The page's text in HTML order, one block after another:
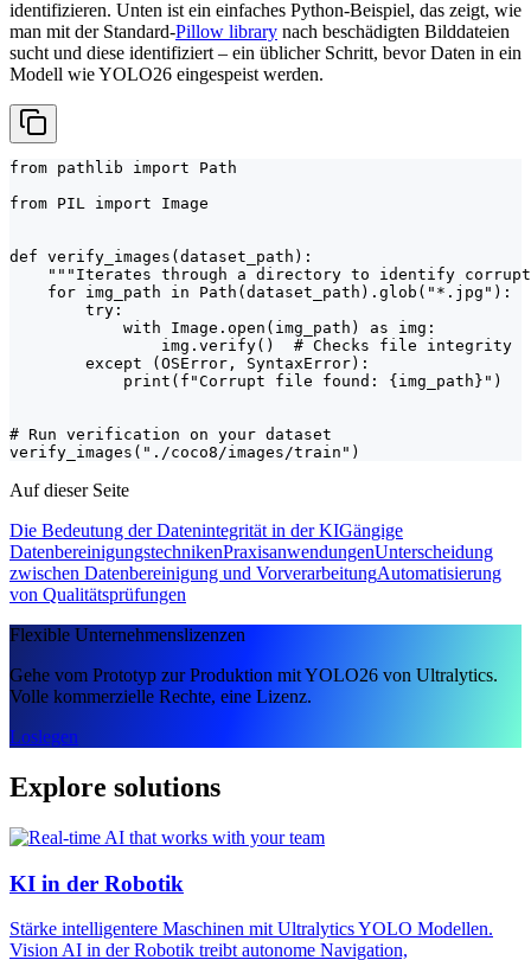
identifizieren. Unten ist ein einfaches Python-Beispiel, das zeigt, wie
man mit der Standard-Pillow library nach beschädigten Bilddateien
sucht und diese identifiziert – ein üblicher Schritt, bevor Daten in ein
Modell wie YOLO26 eingespeist werden.
from pathlib import Path
from PIL import Image
def verify_images(dataset_path):
"""Iterates through a directory to identify
    for img_path in Path(dataset_path).glob("*.jpg"):
        try:
            with Image.open(img_path) as img:
                img.verify()  # Checks file integrity
        except (OSError, SyntaxError):
            print(f"Corrupt file found: {img_path}")
# Run verification on your dataset
verify_images("./coco8/images/train")
Auf dieser Seite
Die Bedeutung der Datenintegrität in der KIGängige
DatenbereinigungstechnikenPraxisanwendungenUnterscheidung
zwischen Datenbereinigung und VorverarbeitungAutomatisierung
von Qualitätsprüfungen
Flexible Unternehmenslizenzen
Gehe vom Prototyp zur Produktion mit YOLO26 von Ultralytics.
Volle kommerzielle Rechte, eine Lizenz.
Loslegen
Explore solutions
KI in der Robotik
Stärke intelligentere Maschinen mit Ultralytics YOLO Modellen.
Vision AI in der Robotik treibt autonome Navigation,